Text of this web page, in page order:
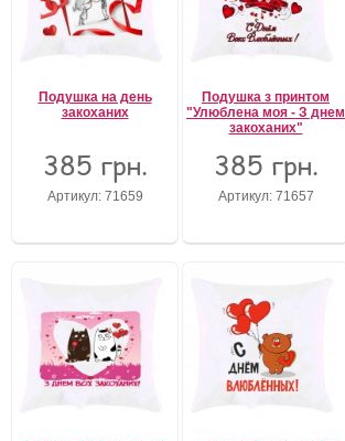
Подушка на день
закоханих
385 грн.
Артикул: 71659
Подушка з принтом
"Улюблена моя - З днем
закоханих"
385 грн.
Артикул: 71657